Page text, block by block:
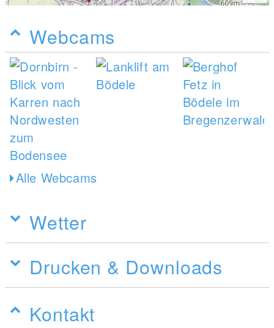
Webcams
Alle Webcams
Wetter
Drucken & Downloads
Kontakt